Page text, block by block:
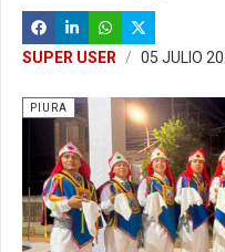
SUPER USER 05 JULIO
PIURA